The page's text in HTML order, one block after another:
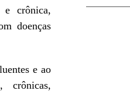
e crônica,
doenças
e ao
crônicas,